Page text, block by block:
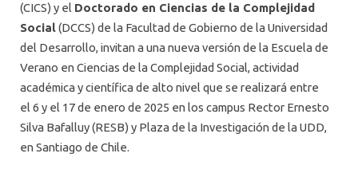
(CICS) y el Doctorado en Ciencias de la Complejidad
Social(DCCS) de la Facultad de Gobierno de la Universidad
del Desarrollo, invitan a una nueva versión de la Escuela de
Verano en Ciencias de la Complejidad Social, actividad
académica y científica de alto nivel que se realizará entre
el 6 y el 17 de enero de 2025 en los campus Rector Ernesto
Silva Bafalluy (RESB) y Plaza de la Investigación de la UDD,
en Santiago de Chile.